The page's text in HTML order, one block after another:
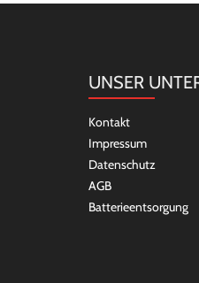
UNSER
Kontakt
Impressum
Datenschutz
AGB
Batterieentsorgung